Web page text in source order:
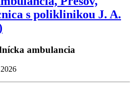
s poliklinikou J. A.
ambulancia